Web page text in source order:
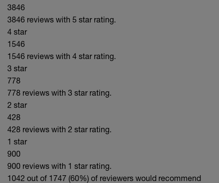
3846
3846 reviews with 5 star rating.
4 star
1546
1546 reviews with 4 star rating.
3 star
778
778 reviews with 3 star rating.
2 star
428
428 reviews with 2 star rating.
1 star
900
900 reviews with 1 star rating.
1042 out of 1747 (60%) of reviewers would recommend